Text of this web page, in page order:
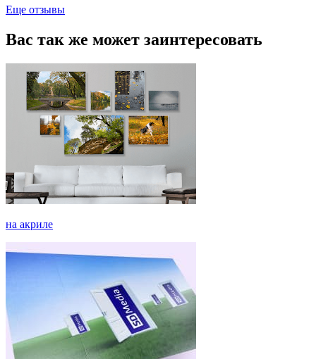
Еще отзывы
Вас так же может заинтересовать
на акриле